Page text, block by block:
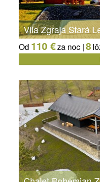
Vila Zgraja Stará
Od 110 €za noc |8